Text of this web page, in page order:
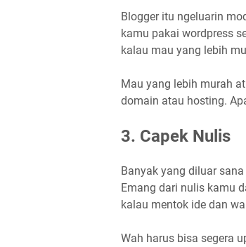
Blogger itu ngeluarin
kamu pakai wordpress
kalau mau yang lebih
Mau yang lebih murah
domain atau hosting.
3. Capek Nulis
Banyak yang diluar
Emang dari nulis kamu
kalau mentok ide dan
Wah harus bisa segera